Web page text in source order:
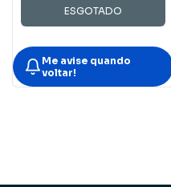
ESGOTADO
Me avise quando
voltar!